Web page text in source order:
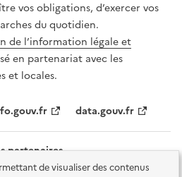
de visualiser des contenus
vos obligations, d’exercer vos
du quotidien.
de l’information légale et
en partenariat avec les
et locales.
data.gouv.fr
partenaires